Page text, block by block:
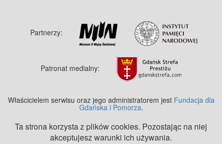
Partnerzy:
Patronat medialny:
Właścicielem serwisu oraz jego administratorem jest Fundacja dla
Gdańska i Pomorza.
Ta strona korzysta z plików cookies. Pozostając na niej
akceptujesz warunki ich używania.